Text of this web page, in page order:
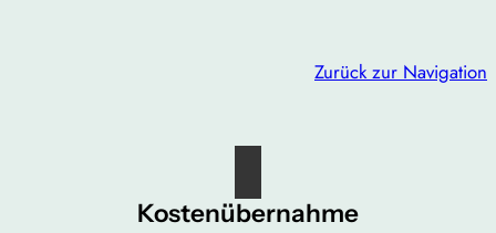
Zurück zur Navigation
Kostenübernahme